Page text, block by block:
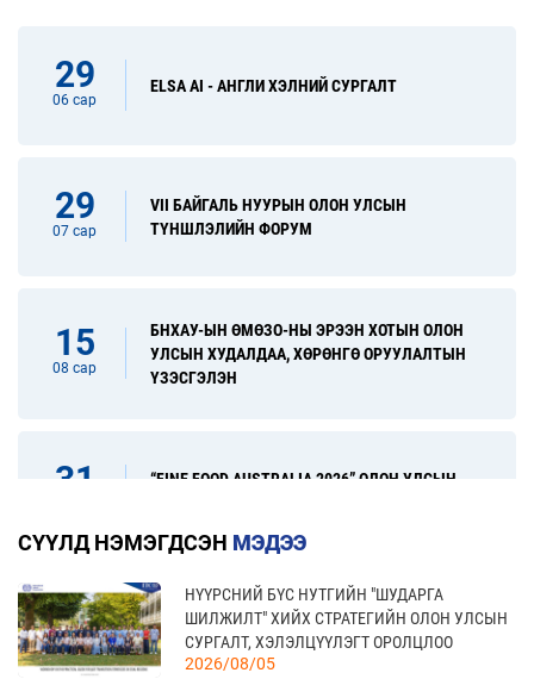
29
06 сар
ELSA AI - АНГЛИ ХЭЛНИЙ СУРГАЛТ
29
07 сар
VII БАЙГАЛЬ НУУРЫН ОЛОН УЛСЫН
ТҮНШЛЭЛИЙН ФОРУМ
15
08 сар
БНХАУ-ЫН ӨМӨЗО-НЫ ЭРЭЭН ХОТЫН ОЛОН
УЛСЫН ХУДАЛДАА, ХӨРӨНГӨ ОРУУЛАЛТЫН
ҮЗЭСГЭЛЭН
31
“FINE FOOD AUSTRALIA 2026” ОЛОН УЛСЫН
17
09 сар
“УЛААНБААТАР ТҮНШЛЭЛ 2026” ХҮНСНИЙ
САЛБАРЫН ОЛОН УЛСЫН ҮЗЭСГЭЛЭН
СҮҮЛД НЭМЭГДСЭН МЭДЭЭ
НҮҮРСНИЙ БҮС НУТГИЙН "ШУДАРГА
ШИЛЖИЛТ" ХИЙХ СТРАТЕГИЙН ОЛОН УЛСЫН
СУРГАЛТ, ХЭЛЭЛЦҮҮЛЭГТ ОРОЛЦЛОО
2026/08/05